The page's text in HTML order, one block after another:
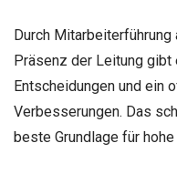
Durch
Präsenz der Leitung
Entscheidungen und ein
Verbesserungen. Das
beste Grundlage für